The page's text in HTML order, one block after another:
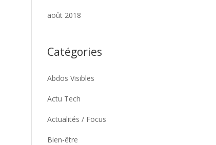
août 2018
Catégories
Abdos Visibles
Actu Tech
Actualités / Focus
Bien-être